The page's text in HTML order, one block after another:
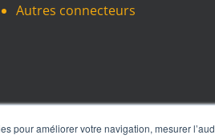
pour améliorer votre navigation, mesurer
Autres connecteurs